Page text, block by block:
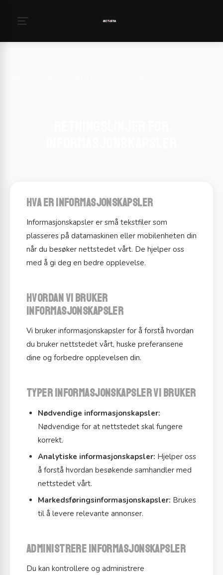
Hva er informasjonskapsler
Informasjonskapsler er små tekstfiler som
plasseres på datamaskinen eller mobilenheten din
når du besøker nettstedet vårt. De hjelper oss
med å gi deg en bedre opplevelse.
Hvordan vi bruker
informasjonskapsler
Vi bruker informasjonskapsler for å forstå hvordan
du bruker nettstedet vårt, huske preferansene
dine og forbedre opplevelsen din.
Typer informasjonskapsler vi bruker
Nødvendige informasjonskapsler:
Nødvendige for at nettstedet skal fungere
korrekt.
Analytiske informasjonskapsler: Hjelper oss
å forstå hvordan besøkende samhandler med
nettstedet vårt.
Markedsføringsinformasjonskapsler: Brukes
til å levere relevante annonser.
Administrere informasjonskapsler
Du kan kontrollere og administrere